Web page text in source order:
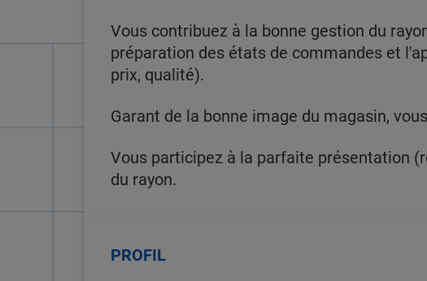
Vous contribuez à la bonne gestion du
préparation des états de commandes et
prix, qualité).
Garant de la bonne image du magasin,
Vous participez à la parfaite présentation
du rayon.
PROFIL